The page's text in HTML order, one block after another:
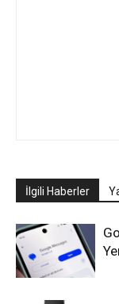
İlgili Haberler